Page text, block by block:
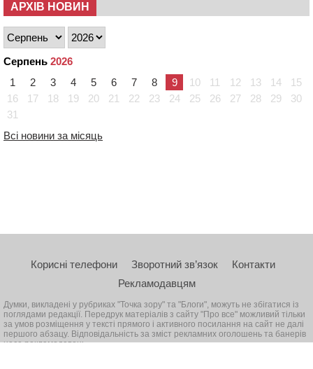
АРХІВ НОВИН
Серпень 2026
1
2 3 4 5 6 7 8 9 10 11 12 13 14
15
16
17 18 19 20 21 22 23 24 25 26 27 28 29
30
31
Всі новини за місяць
Корисні телефони Зворотний зв’язок
Контакти
Рекламодавцям
Думки, викладені у рубриках "Точка зору" та "Блоги", можуть не збігатися із
поглядами редакції. Передрук матеріалів з сайту "Про все" можливий тільки
за умов розміщення у тексті прямого і активного посилання на сайт не далі
першого абзацу. Відповідальність за зміст рекламних оголошень та банерів
несе рекламодавець